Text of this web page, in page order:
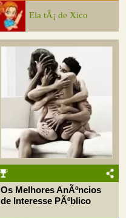
Ela tÃ¡ de Xico
Os Melhores AnÃºncios
de Interesse PÃºblico